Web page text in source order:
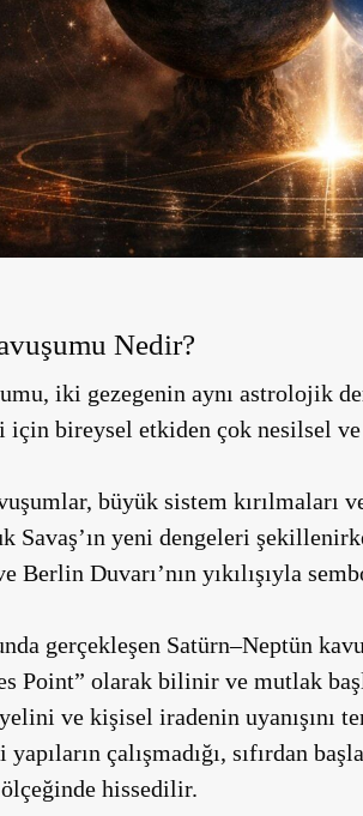
Nedir?
iki gezegenin aynı astrolojik
için bireysel etkiden çok nesilsel
büyük sistem kırılmaları
Savaş’ın yeni dengeleri
Berlin Duvarı’nın yıkılışıyla
gerçekleşen Satürn–Neptün
Point” olarak bilinir ve mutlak
ve kişisel iradenin uyanışını
yapıların çalışmadığı, sıfırdan
hissedilir.